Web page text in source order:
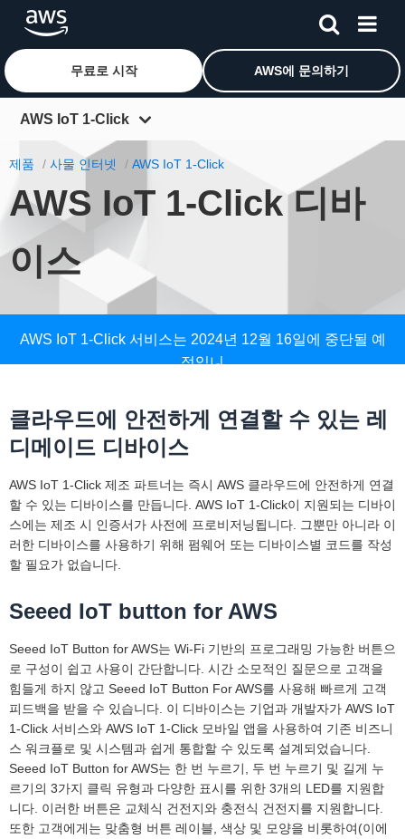
메인 콘텐츠로 건너뛰기
무료로 시작 AWS에 문의하기
AWS IoT 1-Click
개요
IoT 서비스
요금
FAQ
제품 사물 인터넷 AWS IoT 1-Click
AWS IoT 1-Click 디바
이스
AWS IoT 1-Click 서비스는 2024년 12월 16일에 중단될 예
정입니
자세히 알아보기 »
클라우드에 안전하게 연결할 수 있는 레
디메이드 디바이스
AWS IoT 1-Click 제조 파트너는 즉시 AWS 클라우드에 안전하게 연결
할 수 있는 디바이스를 만듭니다. AWS IoT 1-Click이 지원되는 디바이
스에는 제조 시 인증서가 사전에 프로비저닝됩니다. 그뿐만 아니라 이
러한 디바이스를 사용하기 위해 펌웨어 또는 디바이스별 코드를 작성
할 필요가 없습니다.
Seeed IoT button for AWS
Seeed IoT Button for AWS는 Wi-Fi 기반의 프로그래밍 가능한 버튼으
로 구성이 쉽고 사용이 간단합니다. 시간 소모적인 질문으로 고객을
힘들게 하지 않고 Seeed IoT Button For AWS를 사용해 빠르게 고객
피드백을 받을 수 있습니다. 이 디바이스는 기업과 개발자가 AWS IoT
1-Click 서비스와 AWS IoT 1-Click 모바일 앱을 사용하여 기존 비즈니
스 워크플로 및 시스템과 쉽게 통합할 수 있도록 설계되었습니다.
Seeed IoT Button for AWS는 한 번 누르기, 두 번 누르기 및 길게 누
르기의 3가지 클릭 유형과 다양한 표시를 위한 3개의 LED를 지원합
니다. 이러한 버튼은 교체식 건전지와 충전식 건전지를 지원합니다.
또한 고객에게는 맞춤형 버튼 레이블, 색상 및 모양을 비롯하여(이에